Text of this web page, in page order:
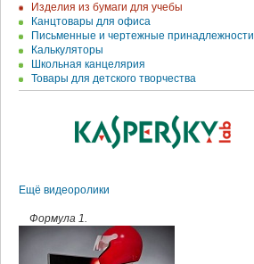
Изделия из бумаги для учебы
Канцтовары для офиса
Письменные и чертежные принадлежности
Калькуляторы
Школьная канцелярия
Товары для детского творчества
Ещё видеоролики
Формула 1.